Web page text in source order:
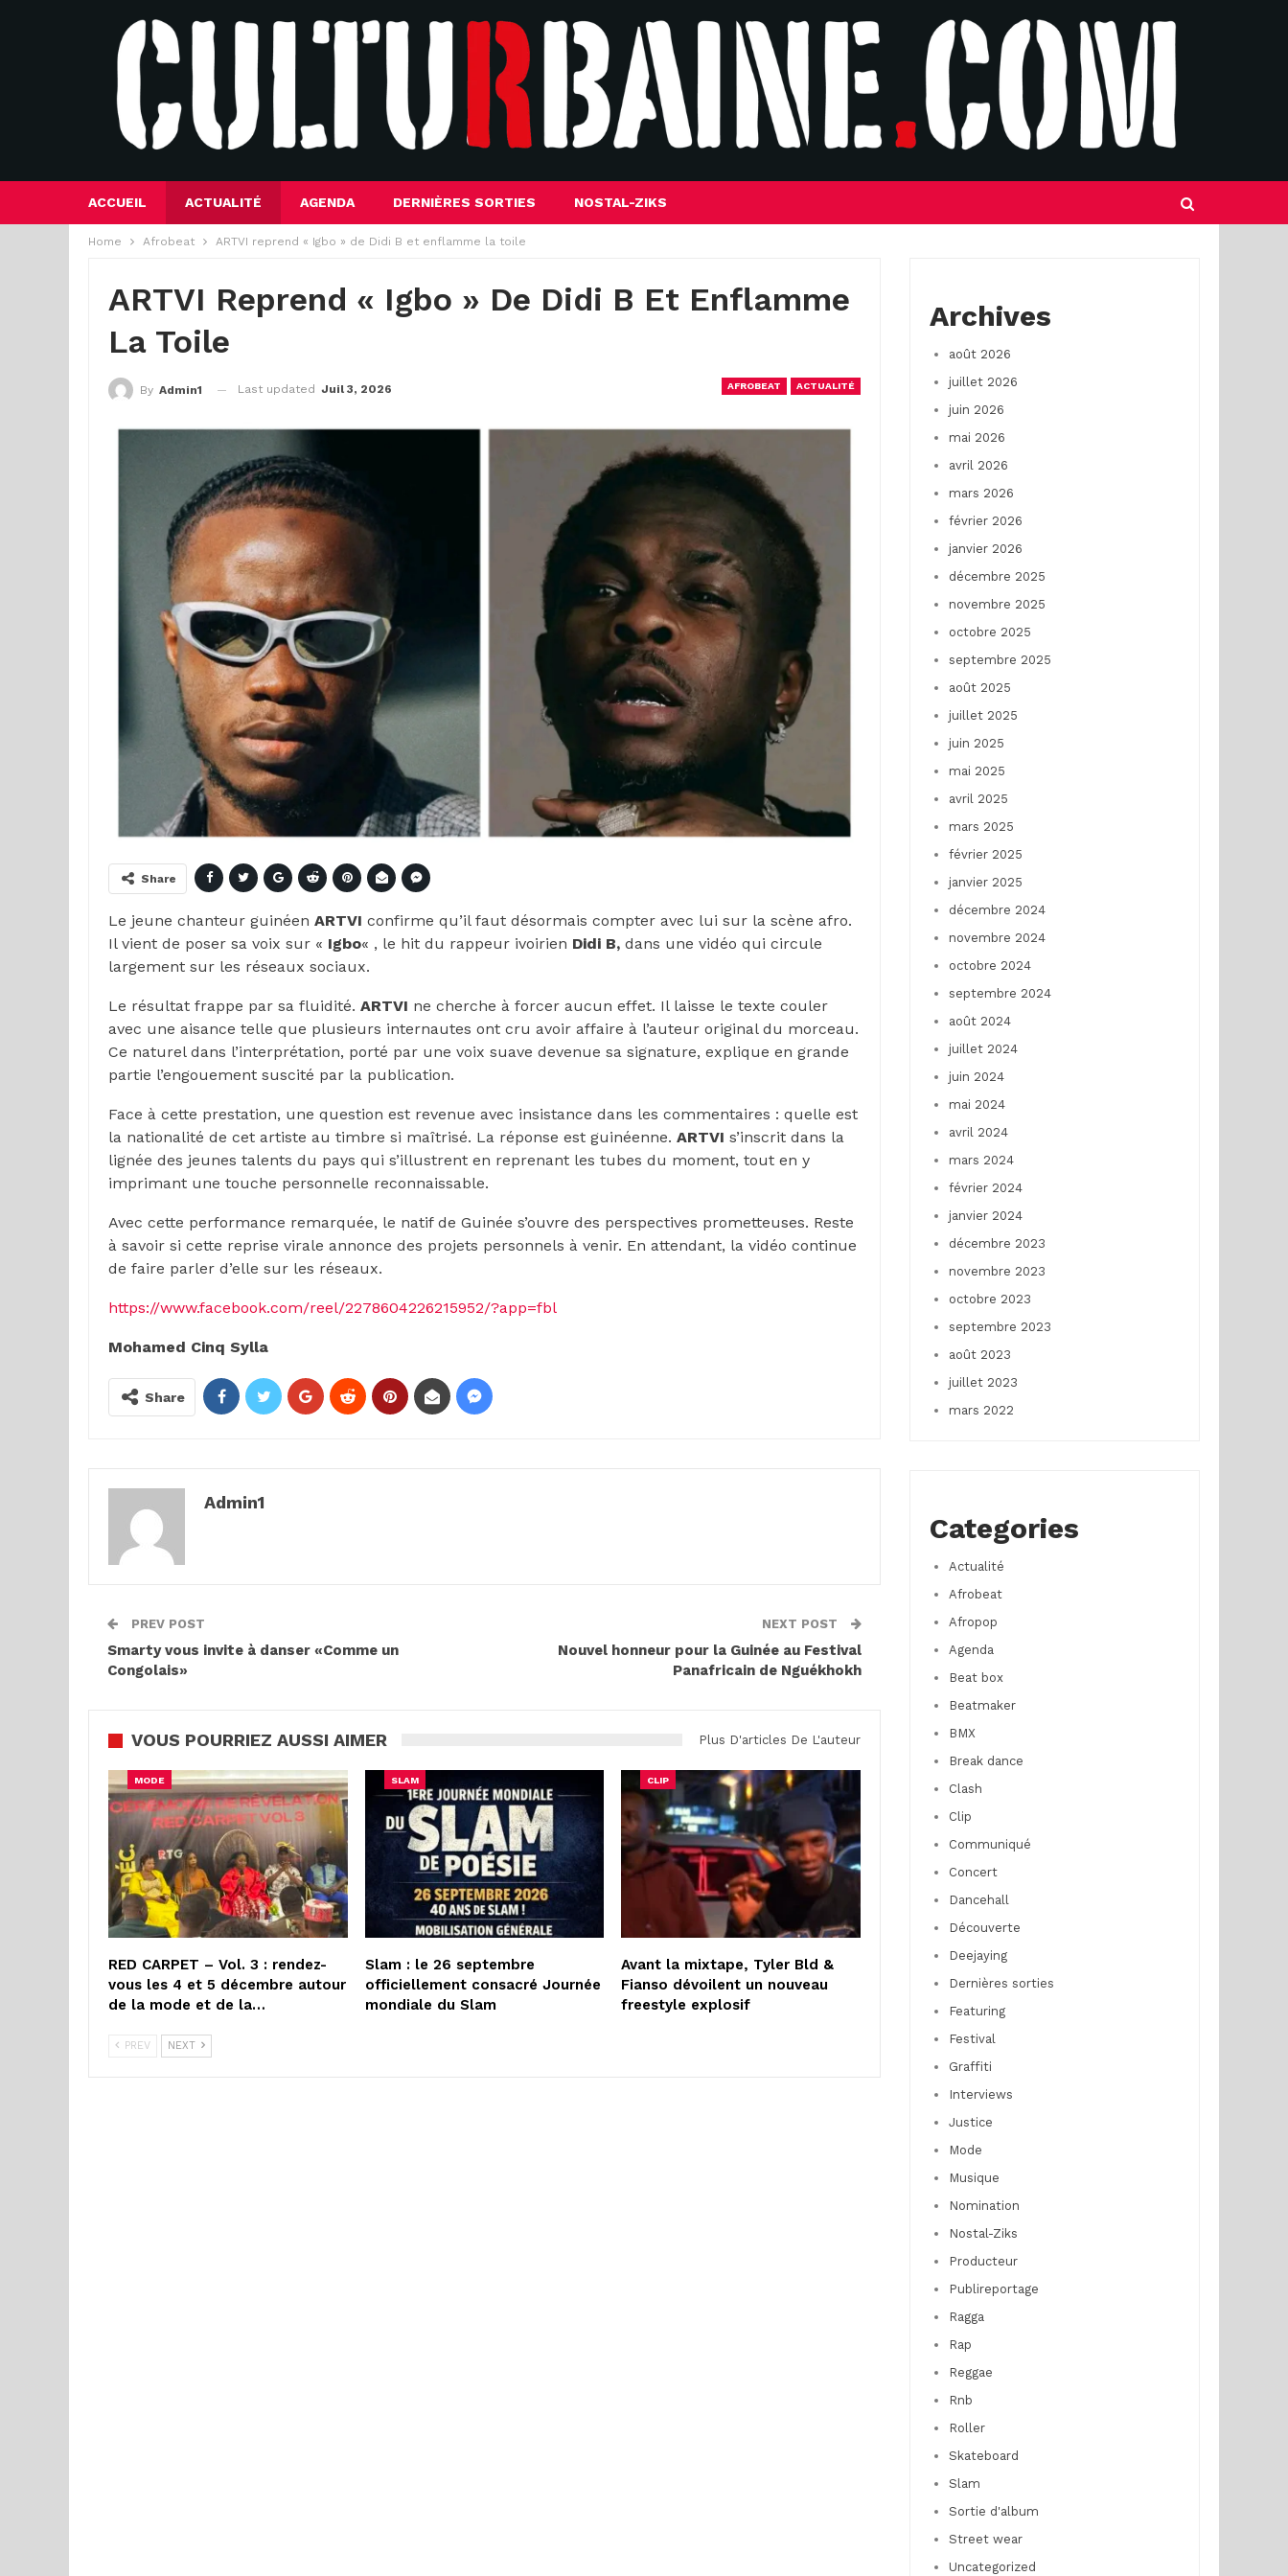
ACCUEIL ACTUALITÉ AGENDA DERNIÈRES SORTIES NOSTAL-ZIKS
Home Afrobeat ARTVI reprend « Igbo » de Didi B et enflamme la toile
ARTVI Reprend « Igbo » De Didi B Et Enflamme
La Toile
AFROBEAT ACTUALITÉ
By Admin1 Last updated Juil 3, 2026
Share
Le jeune chanteur guinéen ARTVI confirme qu’il faut désormais compter avec lui sur la scène afro.
Il vient de poser sa voix sur « Igbo« , le hit du rappeur ivoirien Didi B, dans une vidéo qui circule
largement sur les réseaux sociaux.
Le résultat frappe par sa fluidité. ARTVI ne cherche à forcer aucun effet. Il laisse le texte couler
avec une aisance telle que plusieurs internautes ont cru avoir affaire à l’auteur original du morceau.
Ce naturel dans l’interprétation, porté par une voix suave devenue sa signature, explique en grande
partie l’engouement suscité par la publication.
Face à cette prestation, une question est revenue avec insistance dans les commentaires : quelle est
la nationalité de cet artiste au timbre si maîtrisé. La réponse est guinéenne. ARTVI s’inscrit dans la
lignée des jeunes talents du pays qui s’illustrent en reprenant les tubes du moment, tout en y
imprimant une touche personnelle reconnaissable.
Avec cette performance remarquée, le natif de Guinée s’ouvre des perspectives prometteuses. Reste
à savoir si cette reprise virale annonce des projets personnels à venir. En attendant, la vidéo continue
de faire parler d’elle sur les réseaux.
https://www.facebook.com/reel/2278604226215952/?app=fbl
Mohamed Cinq Sylla
Share
Admin1
PREV POST
Smarty vous invite à danser «Comme un
Congolais»
NEXT POST
Nouvel honneur pour la Guinée au Festival
Panafricain de Nguékhokh
VOUS POURRIEZ AUSSI AIMER Plus D'articles De L'auteur
MODE
RED CARPET – Vol. 3 : rendez-
vous les 4 et 5 décembre autour
de la mode et de la…
SLAM
Slam : le 26 septembre
officiellement consacré Journée
mondiale du Slam
CLIP
Avant la mixtape, Tyler Bld &
Fianso dévoilent un nouveau
freestyle explosif
PREV NEXT
Archives
août 2026
juillet 2026
juin 2026
mai 2026
avril 2026
mars 2026
février 2026
janvier 2026
décembre 2025
novembre 2025
octobre 2025
septembre 2025
août 2025
juillet 2025
juin 2025
mai 2025
avril 2025
mars 2025
février 2025
janvier 2025
décembre 2024
novembre 2024
octobre 2024
septembre 2024
août 2024
juillet 2024
juin 2024
mai 2024
avril 2024
mars 2024
février 2024
janvier 2024
décembre 2023
novembre 2023
octobre 2023
septembre 2023
août 2023
juillet 2023
mars 2022
Categories
Actualité
Afrobeat
Afropop
Agenda
Beat box
Beatmaker
BMX
Break dance
Clash
Clip
Communiqué
Concert
Dancehall
Découverte
Deejaying
Dernières sorties
Featuring
Festival
Graffiti
Interviews
Justice
Mode
Musique
Nomination
Nostal-Ziks
Producteur
Publireportage
Ragga
Rap
Reggae
Rnb
Roller
Skateboard
Slam
Sortie d'album
Street wear
Uncategorized